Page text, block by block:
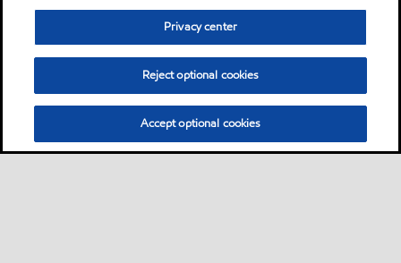
Privacy center
Reject optional cookies
Accept optional cookies